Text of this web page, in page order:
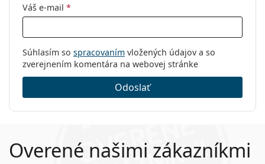
Váš e-mail *
Súhlasím so spracovaním vložených údajov a so
zverejnením komentára na webovej stránke
Odoslať
Overené našimi zákazníkmi